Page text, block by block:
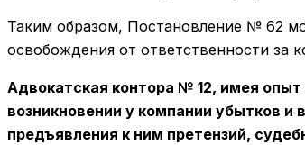
Таким образом, Постановление № 62
освобождения от ответственности за
Адвокатская контора № 12, имея
возникновении у компании убытков и
предъявления к ним претензий,